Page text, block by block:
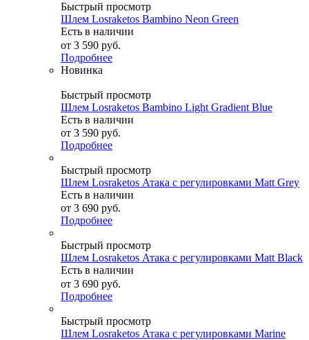
Быстрый просмотр
Шлем Losraketos Bambino Neon Green
Есть в наличии
от 3 590 руб.
Подробнее
Новинка
Быстрый просмотр
Шлем Losraketos Bambino Light Gradient Blue
Есть в наличии
от 3 590 руб.
Подробнее
Быстрый просмотр
Шлем Losraketos Атака с регулировками Matt Grey
Есть в наличии
от 3 690 руб.
Подробнее
Быстрый просмотр
Шлем Losraketos Атака с регулировками Matt Black
Есть в наличии
от 3 690 руб.
Подробнее
Быстрый просмотр
Шлем Losraketos Атака с регулировками Marine